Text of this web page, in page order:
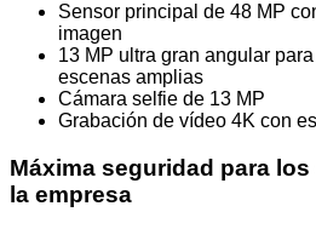
Sensor principal de 48 MP
imagen
13 MP ultra gran angular
escenas amplias
Cámara selfie de 13 MP
Grabación de vídeo 4K con
Máxima seguridad para
la empresa